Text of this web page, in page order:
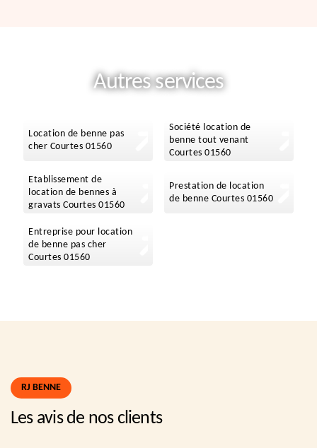
Autres services
Location de benne pas
cher Courtes 01560
Société location de
benne tout venant
Courtes 01560
Etablissement de
location de bennes à
gravats Courtes 01560
Prestation de location
de benne Courtes 01560
Entreprise pour location
de benne pas cher
Courtes 01560
RJ BENNE
Les avis de nos clients